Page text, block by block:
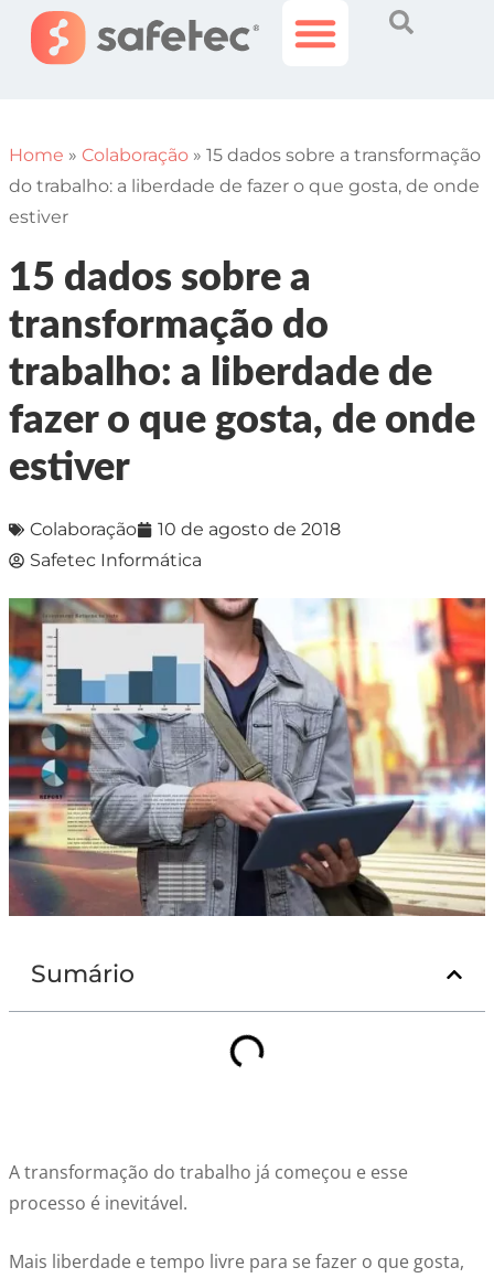
Home » Colaboração » 15 dados sobre a transformação
do trabalho: a liberdade de fazer o que gosta, de onde
estiver
15 dados sobre a
transformação do
trabalho: a liberdade de
fazer o que gosta, de onde
estiver
Colaboração
10 de agosto de 2018
Safetec Informática
Sumário
A transformação do trabalho já começou e esse
processo é inevitável.
Mais liberdade e tempo livre para se fazer o que gosta,